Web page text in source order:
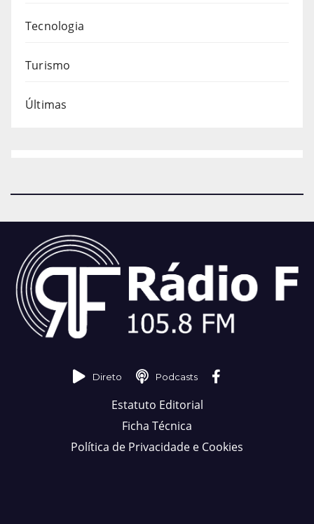
Tecnologia
Turismo
Últimas
Direto Podcasts
Estatuto Editorial
Ficha Técnica
Política de Privacidade e Cookies